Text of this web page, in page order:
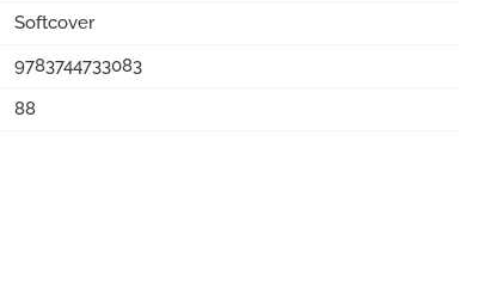
Softcover
9783744733083
88